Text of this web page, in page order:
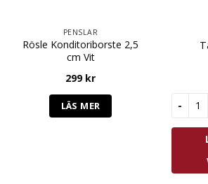
PENSLAR
Rösle Konditoriborste 2,5
cm Vit
299 kr
LÄS MER Tala